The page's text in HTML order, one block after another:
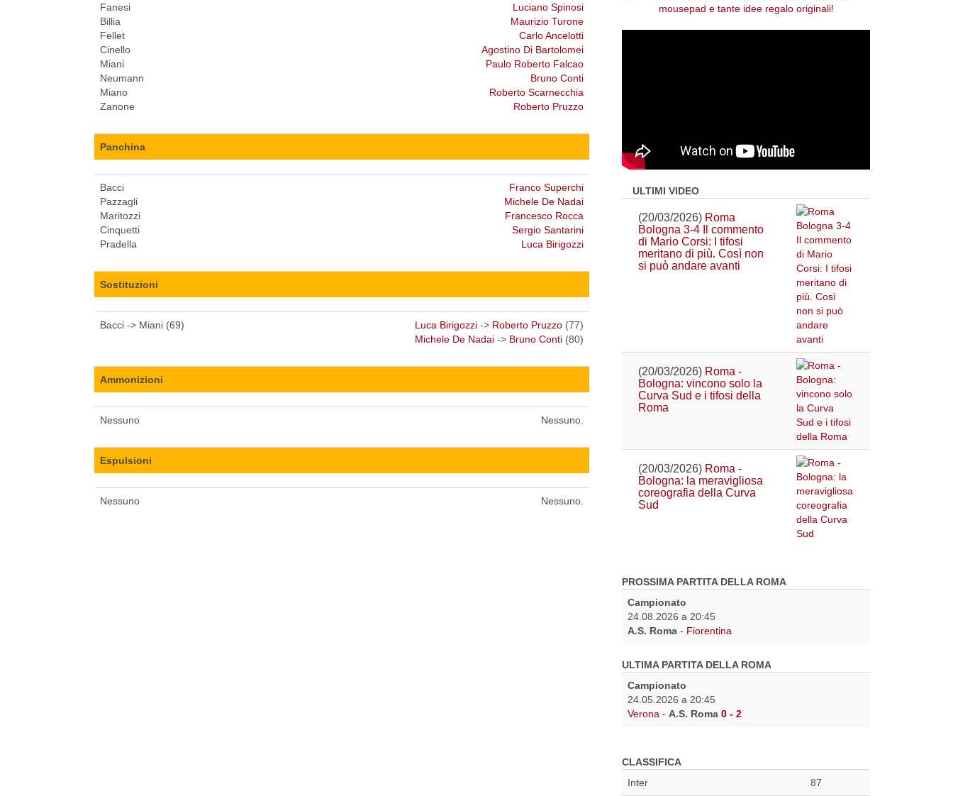
Fanesi
Billia
Fellet
Cinello
Miani
Neumann
Miano
Zanone
Luciano Spinosi
Maurizio Turone
Carlo Ancelotti
Agostino Di Bartolomei
Paulo Roberto Falcao
Bruno Conti
Roberto Scarnecchia
Roberto Pruzzo
Panchina
Bacci
Pazzagli
Maritozzi
Cinquetti
Pradella
Franco Superchi
Michele De Nadai
Francesco Rocca
Sergio Santarini
Luca Birigozzi
Sostituzioni
Bacci -> Miani (69) Luca Birigozzi -> Roberto Pruzzo (77)
Michele De Nadai -> Bruno Conti (80)
Ammonizioni
Nessuno Nessuno.
Espulsioni
Nessuno Nessuno.
ULTIMI VIDEO
(20/03/2026) Roma
Bologna 3-4 Il commento
di Mario Corsi: I tifosi
meritano di più. Così non
si può andare avanti
(20/03/2026) Roma -
Bologna: vincono solo la
Curva Sud e i tifosi della
Roma
(20/03/2026) Roma -
Bologna: la meravigliosa
coreografia della Curva
Sud
PROSSIMA PARTITA DELLA ROMA
Campionato
24.08.2026 a 20:45
A.S. Roma - Fiorentina
ULTIMA PARTITA DELLA ROMA
Campionato
24.05.2026 a 20:45
Verona - A.S. Roma 0 - 2
CLASSIFICA
Inter
87